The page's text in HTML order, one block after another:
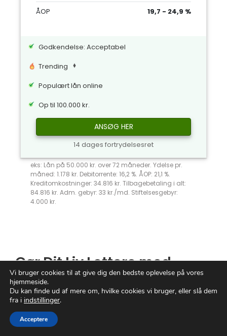
ÅOP
19,7 - 24,9 %
Godkendelse: Acceptabel
Trending
Populært lån online
Op til 100.000 kr.
ANSØG HER
14 dages fortrydelsesret
eks: Lån på 50.000 kr. over 72 måneder. Ydelse pr.
måned: 1.178 kr. Debitorrente: 16,2 %. ÅOP: 21,1 %.
Kreditomkostninger: 34.816 kr. Tilbagebetaling i alt:
84.816 kr. Adm. gebyr: 33 kr./md. Stiftelsesgebyr:
4.000 kr.
Gør Dit Liv Lettere med
Betalingsservice
Hver dag jagter vi alle effektivitet og
enkelhed i vores travle liv. Forestil dig en
verden, hvor glemte regninger og
Vi bruger cookies til at give dig den bedste oplevelse på vores
hjemmeside.
Du kan finde ud af mere om, hvilke cookies vi bruger, eller slå dem
fra i indstillinger.
Acceptere